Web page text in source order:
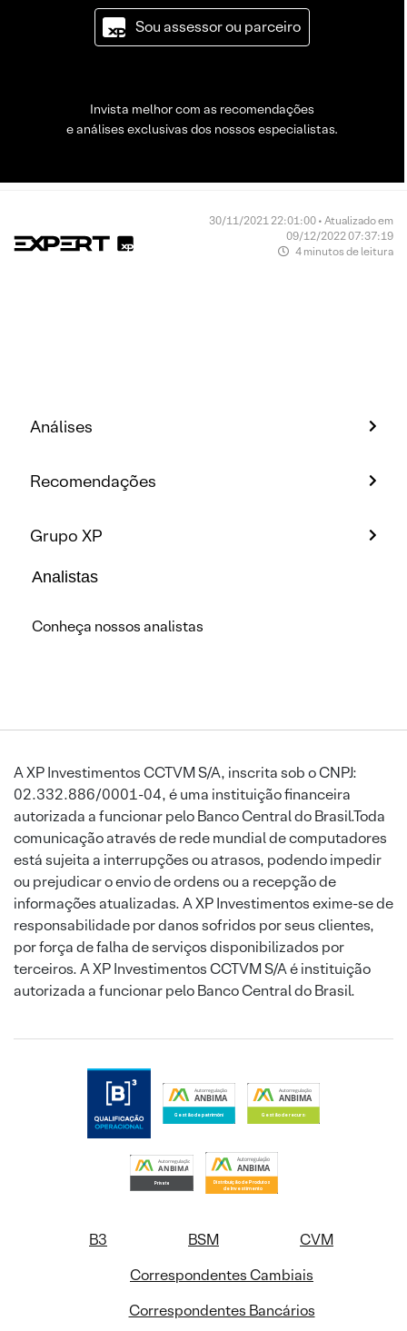
Sou assessor ou parceiro
Invista melhor com as recomendações
e análises exclusivas dos nossos especialistas.
30/11/2021 22:01:00 • Atualizado em
09/12/2022 07:37:19
4 minutos de leitura
Análises
Recomendações
Grupo XP
Analistas
Conheça nossos analistas
A XP Investimentos CCTVM S/A, inscrita sob o CNPJ:
02.332.886/0001-04, é uma instituição financeira
autorizada a funcionar pelo Banco Central do Brasil.Toda
comunicação através de rede mundial de computadores
está sujeita a interrupções ou atrasos, podendo impedir
ou prejudicar o envio de ordens ou a recepção de
informações atualizadas. A XP Investimentos exime-se de
responsabilidade por danos sofridos por seus clientes,
por força de falha de serviços disponibilizados por
terceiros. A XP Investimentos CCTVM S/A é instituição
autorizada a funcionar pelo Banco Central do Brasil.
B3 BSM
CVM
Correspondentes Cambiais
Correspondentes Bancários